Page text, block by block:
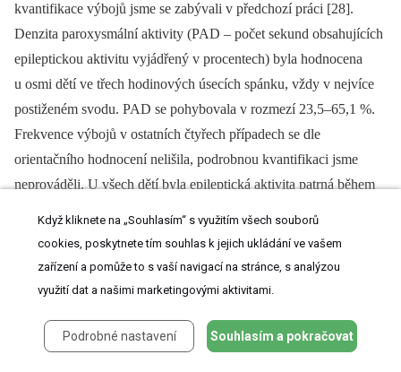
kvantifikace výbojů jsme se zabývali v předchozí práci [28].
Denzita paroxysmální aktivity (PAD –⁠ počet sekund obsahujících
epileptickou aktivitu vyjádřený v procentech) byla hodnocena
u osmi dětí ve třech hodinových úsecích spánku, vždy v nejvíce
postiženém svodu. PAD se pohybovala v rozmezí 23,5–65,1 %.
Frekvence výbojů v ostatních čtyřech případech se dle
orientačního hodnocení nelišila, podrobnou kvantifikaci jsme
neprováděli. U všech dětí byla epileptická aktivita patrná během
V našem souboru děti s epileptiformním nálezem ze starší věkové
skupiny vykazovaly horší intelektové schopnosti v oblasti
verbální i neverbální oproti dětem s normálním EEG. U hodnot
VIQ se výsledek blíží statistické významnosti (p = 0,03).
Když kliknete na „Souhlasím“ s využitím všech souborů
cookies, poskytnete tím souhlas k jejich ukládání ve vašem
zařízení a pomůže to s vaší navigací na stránce, s analýzou
využití dat a našimi marketingovými aktivitami.
Podrobné nastavení Souhlasím a pokračovat